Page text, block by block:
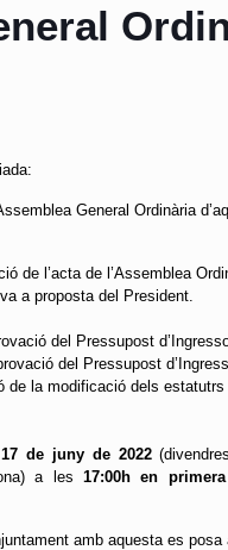
General Ordinària
de l’acta de l’Assemblea
a proposta del President.
del Pressupost
del Pressupost
de la modificació dels
17 de juny de 2022
a les 17:00h en
amb aquesta es